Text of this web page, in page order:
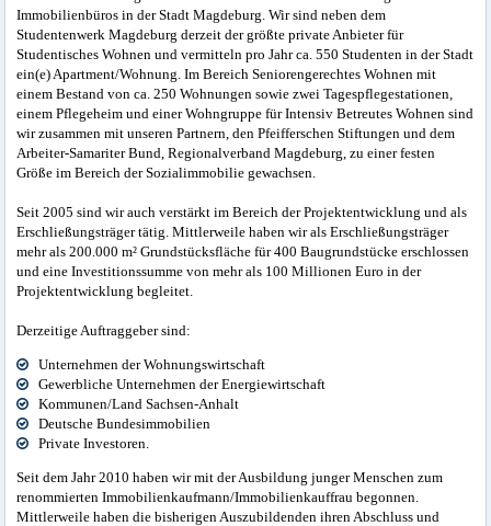
Immobilienbüros in der Stadt Magdeburg. Wir sind neben dem
Studentenwerk Magdeburg derzeit der größte private Anbieter für
Studentisches Wohnen und vermitteln pro Jahr ca. 550 Studenten in der Stadt
ein(e) Apartment/Wohnung. Im Bereich Seniorengerechtes Wohnen mit
einem Bestand von ca. 250 Wohnungen sowie zwei Tagespflegestationen,
einem Pflegeheim und einer Wohngruppe für Intensiv Betreutes Wohnen sind
wir zusammen mit unseren Partnern, den Pfeifferschen Stiftungen und dem
Arbeiter-Samariter Bund, Regionalverband Magdeburg, zu einer festen
Größe im Bereich der Sozialimmobilie gewachsen.
Seit 2005 sind wir auch verstärkt im Bereich der Projektentwicklung und als
Erschließungsträger tätig. Mittlerweile haben wir als Erschließungsträger
mehr als 200.000 m² Grundstücksfläche für 400 Baugrundstücke erschlossen
und eine Investitionssumme von mehr als 100 Millionen Euro in der
Projektentwicklung begleitet.
Derzeitige Auftraggeber sind:
Unternehmen der Wohnungswirtschaft
Gewerbliche Unternehmen der Energiewirtschaft
Kommunen/Land Sachsen-Anhalt
Deutsche Bundesimmobilien
Private Investoren.
Seit dem Jahr 2010 haben wir mit der Ausbildung junger Menschen zum
renommierten Immobilienkaufmann/Immobilienkauffrau begonnen.
Mittlerweile haben die bisherigen Auszubildenden ihren Abschluss und